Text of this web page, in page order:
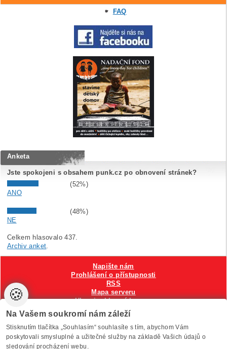
FAQ
Anketa
Jste spokojeni s obsahem punk.cz po obnovení stránek?
(52%)
ANO
(48%)
NE
Celkem hlasovalo 437.
Archiv anket.
VytvořiloAnawe , provozuje Anawe a Špína
Napište nám
Prohlášení o přístupnosti
RSS
Mapa serveru
Hlavni reklamní banner
Nastavení cookies
🍪
Na Vašem soukromí nám záleží
Stisknutím tlačítka „Souhlasím“ souhlasíte s tím, abychom Vám
poskytovali smysluplné a užitečné služby na základě Vašich údajů o
sledování procházení webu.